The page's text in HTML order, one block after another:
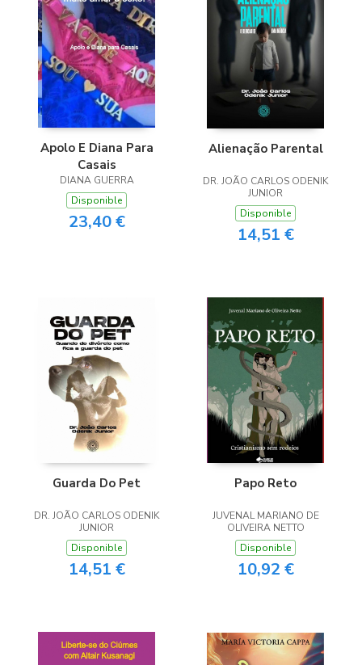
Apolo E Diana Para
Casais
DIANA GUERRA
Disponible
23,40 €
Alienação Parental
DR. JOÃO CARLOS ODENIK
JUNIOR
Disponible
14,51 €
Guarda Do Pet
DR. JOÃO CARLOS ODENIK
JUNIOR
Disponible
14,51 €
Papo Reto
JUVENAL MARIANO DE
OLIVEIRA NETTO
Disponible
10,92 €